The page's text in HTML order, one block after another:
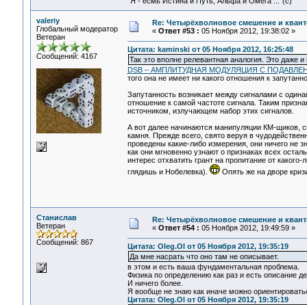
valeriy
Глобальный модератор
Ветеран
Сообщений: 4167
Re: Четырёхволновое смешение и
« Ответ #53 : 05 Ноября 2012, 19:38:02 »
Цитата: kaminski от 05 Ноября 2012, 16:25:48
Так это вполне релевантная аналогия. Это даже
DSB – АМПЛИТУДНАЯ МОДУЛЯЦИЯ С
того она не имеет ни какого отношения к
Запутанность возникает между сигналами с
отношение к самой частоте сигнала. Таким
источником, излучающем набор этих сигналов.
А вот далее начинаются манипуляции КМ-щиков,
камня. Прежде всего, свято веруя в
проведены какие-либо измерения, они ничего не
как они мгновенно узнают о признаках всех
интерес отхватить грант на пропитание от
глядишь и Нобелевка).
Опять же на дворе
Станислав
Ветеран
Сообщений: 867
Re: Четырёхволновое смешение и
« Ответ #54 : 05 Ноября 2012, 19:49:59 »
Цитата: Oleg.Ol от 05 Ноября 2012, 19:35:19
Да мне насрать что оно там не описывает.
в этом и есть ваша фундаментальная проблема.
Физика по определению как раз и есть описание
И ничего более.
Я вообще не знаю как иначе можно
Цитата: Oleg.Ol от 05 Ноября 2012, 19:35:19